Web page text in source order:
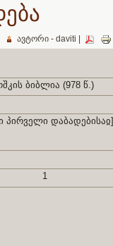
ავტორი - daviti |
ბიბლია (978 წ.)
პირველი დაბადებისაჲ]
1